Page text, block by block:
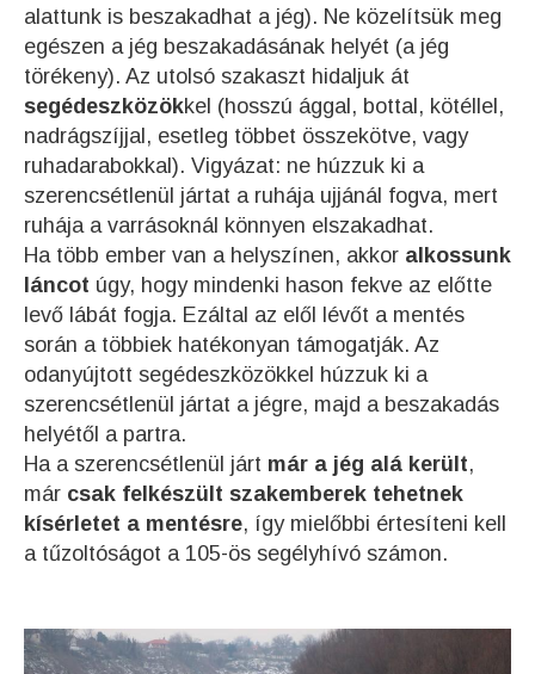
alattunk is beszakadhat a jég). Ne közelítsük meg
egészen a jég beszakadásának helyét (a jég
törékeny). Az utolsó szakaszt hidaljuk át
segédeszközökkel (hosszú ággal, bottal, kötéllel,
nadrágszíjjal, esetleg többet összekötve, vagy
ruhadarabokkal). Vigyázat: ne húzzuk ki a
szerencsétlenül jártat a ruhája ujjánál fogva, mert
ruhája a varrásoknál könnyen elszakadhat.
Ha több ember van a helyszínen, akkor alkossunk
láncot úgy, hogy mindenki hason fekve az előtte
levő lábát fogja. Ezáltal az elől lévőt a mentés
során a többiek hatékonyan támogatják. Az
odanyújtott segédeszközökkel húzzuk ki a
szerencsétlenül jártat a jégre, majd a beszakadás
helyétől a partra.
Ha a szerencsétlenül járt már a jég alá került,
már csak felkészült szakemberek tehetnek
kísérletet a mentésre, így mielőbbi értesíteni kell
a tűzoltóságot a 105-ös segélyhívó számon.